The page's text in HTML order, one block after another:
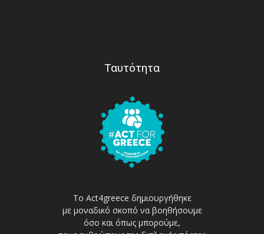
Ταυτότητα
Το Act4greece δημιουργήθηκε
με μοναδικό σκοπό να βοηθήσουμε
όσο και όπως μπορούμε,